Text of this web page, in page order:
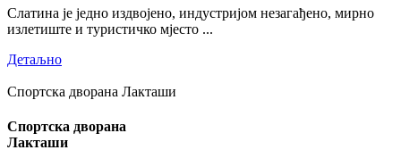
Слатина је једно издвојено, индустријом незагађено, мирно
излетиште и туристичко мјесто ...
Детаљно
Спортска дворана Лакташи
Спортска дворана
Лакташи